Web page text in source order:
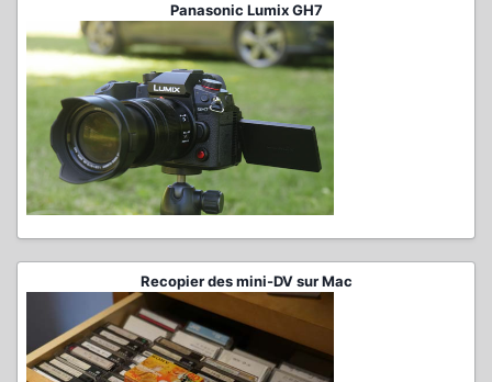
Panasonic Lumix GH7
Recopier des mini-DV sur Mac